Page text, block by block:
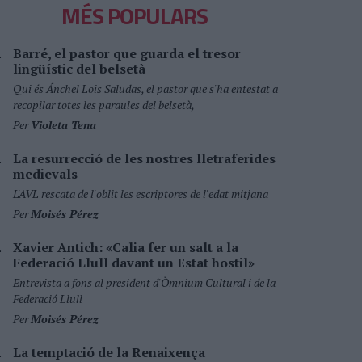
MÉS POPULARS
Barré, el pastor que guarda el tresor
lingüístic del belsetà
Qui és Ánchel Lois Saludas, el pastor que s'ha entestat a
recopilar totes les paraules del belsetà,
PerVioleta Tena
La resurrecció de les nostres lletraferides
medievals
L'AVL rescata de l'oblit les escriptores de l'edat mitjana
PerMoisés Pérez
Xavier Antich: «Calia fer un salt a la
Federació Llull davant un Estat hostil»
Entrevista a fons al president d'Òmnium Cultural i de la
Federació Llull
PerMoisés Pérez
La temptació de la Renaixença